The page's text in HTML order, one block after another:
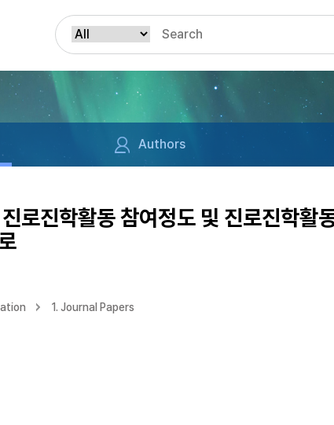
Authors
로진학활동 참여정도 및 진로진학활
1. Journal Papers